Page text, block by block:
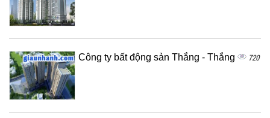
Công ty bất động sản Thắng - Thắng 720